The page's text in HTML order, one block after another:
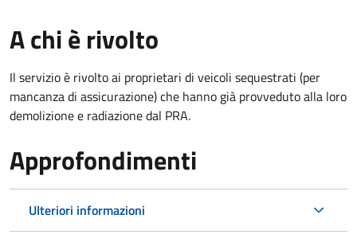
A chi è rivolto
Il servizio è rivolto ai proprietari di veicoli sequestrati (per
mancanza di assicurazione) che hanno già provveduto alla loro
demolizione e radiazione dal PRA.
Approfondimenti
Ulteriori informazioni